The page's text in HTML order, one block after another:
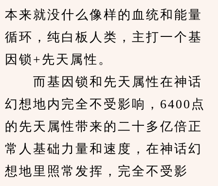
本来就没什么像样的血统和能量
循环，纯白板人类，主打一个基
因锁+先天属性。
而基因锁和先天属性在神话
幻想地内完全不受影响，6400点
的先天属性带来的二十多亿倍正
常人基础力量和速度，在神话幻
想地里照常发挥，完全不受影